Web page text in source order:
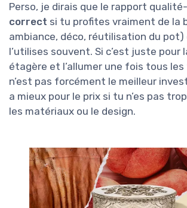
Perso, je dirais que le rapport
correct si tu profites vraiment de la
ambiance, déco, réutilisation du
l’utilises souvent. Si c’est juste pour
étagère et l’allumer une fois tous les
n’est pas forcément le meilleur
a mieux pour le prix si tu n’es pas
les matériaux ou le design.